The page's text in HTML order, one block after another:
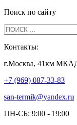
Поиск по сайту
Контакты:
г.Москва, 41км
+7 (969) 087-33-83
san-termik@yandex.ru
ПН-СБ: 9:00 - 19:00